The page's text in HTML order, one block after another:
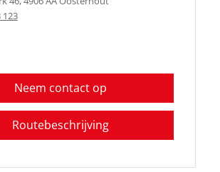
123
Neem contact op
Routebeschrijving